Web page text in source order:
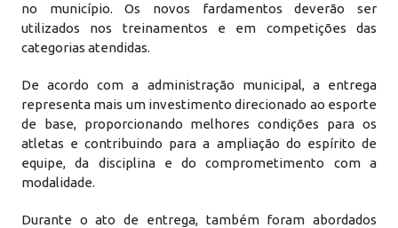
no município. Os novos fardamentos deverão ser
utilizados nos treinamentos e em competições das
categorias atendidas.
De acordo com a administração municipal, a entrega
representa mais um investimento direcionado ao esporte
de base, proporcionando melhores condições para os
atletas e contribuindo para a ampliação do espírito de
equipe, da disciplina e do comprometimento com a
modalidade.
Durante o ato de entrega, também foram abordados